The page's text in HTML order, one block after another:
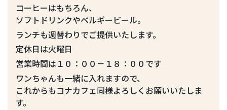
コーヒーはもちろん、
ソフトドリンクやベルギービール。
ランチも週替わりでご提供いたします。
定休日は火曜日
営業時間は１０：００－１８：００です
ワンちゃんも一緒に入れますので、
これからもコナカフェ同様よろしくお願いいたしま
す。